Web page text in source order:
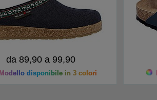
da 89,90 a 99,90
Modello disponibile in 3 colori